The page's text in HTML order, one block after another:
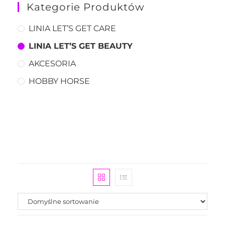
Kategorie Produktów
LINIA LET’S GET CARE
LINIA LET’S GET BEAUTY
AKCESORIA
HOBBY HORSE